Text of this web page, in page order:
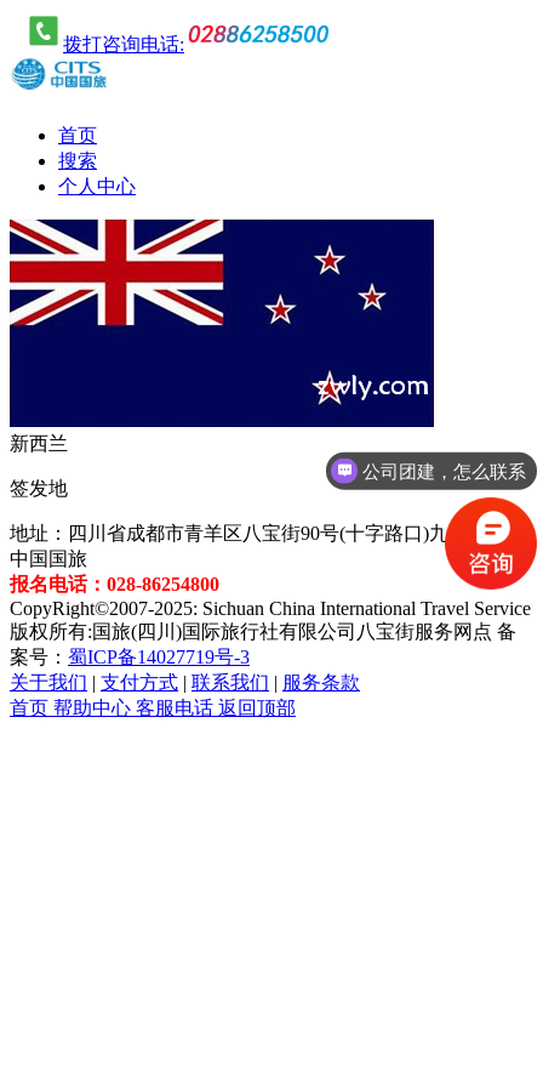
拨打咨询电话:
首页
搜索
个人中心
新西兰
签发地
地址：四川省成都市青羊区八宝街90号(十字路口)九龙商务楼
中国国旅
报名电话：028-86254800
CopyRight©2007-2025: Sichuan China International Travel Service
版权所有:国旅(四川)国际旅行社有限公司八宝街服务网点 备
案号： 蜀ICP备14027719号-3
关于我们 | 支付方式 | 联系我们 | 服务条款
首页 帮助中心 客服电话 返回顶部
公司团建，怎么联系